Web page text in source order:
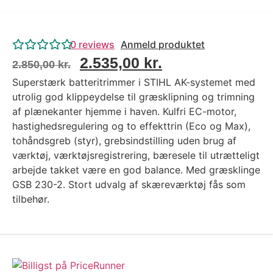
0 reviews Anmeld produktet
2.850,00kr. 2.535,00 kr.
Superstærk batteritrimmer i STIHL AK-systemet med
utrolig god klippeydelse til græsklipning og trimning
af plænekanter hjemme i haven. Kulfri EC-motor,
hastighedsregulering og to effekttrin (Eco og Max),
tohåndsgreb (styr), grebsindstilling uden brug af
værktøj, værktøjsregistrering, bæresele til utrætteligt
arbejde takket være en god balance. Med græsklinge
GSB 230-2. Stort udvalg af skæreværktøj fås som
tilbehør.